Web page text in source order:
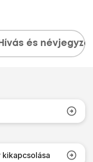
Hívás és